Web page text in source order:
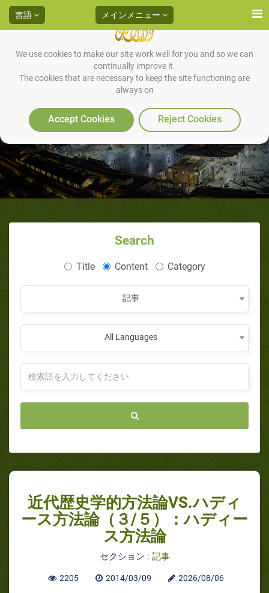
We use cookies to make our site work well for you and so we can
continually improve it.
The cookies that are necessary to keep the site functioning are
always on
Accept Cookies Reject Cookies
言語 メインメニュー
近代歴史学的方法論VS.ハディー
ス方法論（３/５）：ハディース
方法論
Search
Title Content Category
記事
All Languages
近代歴史学的方法論VS.ハディ
ース方法論（３/５）：ハディー
ス方法論
セクション : 記事
2205 2014/03/09 2026/08/06